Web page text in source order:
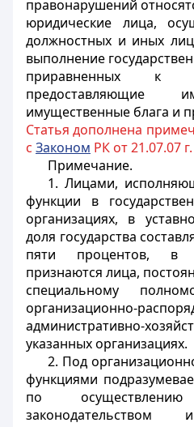
правонарушений
юридические лица,
должностных и иных
выполнение
приравненных
предоставляющие
имущественные блага и
Статья дополнена
с Законом РК от 21.07.07
Примечание.
1. Лицами,
функции в
организациях, в
доля государства
пяти процентов, в
признаются лица,
специальному
организационно-
административно-
указанных организациях.
2. Под
функциями
по осуществлению
законодательством